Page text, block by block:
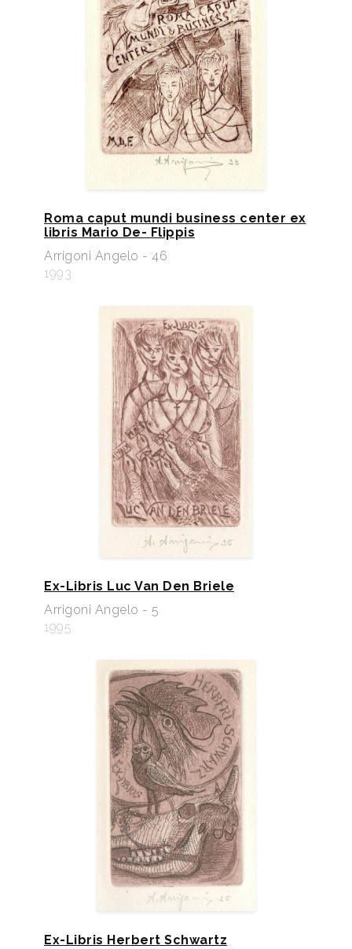
Roma caput mundi business center ex
libris Mario De- Flippis
Arrigoni Angelo - 46
1993
Ex-Libris Luc Van Den Briele
Arrigoni Angelo - 5
1995
Ex-Libris Herbert Schwartz